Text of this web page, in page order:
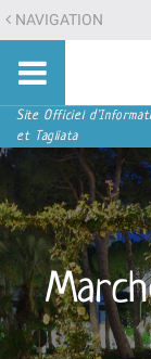
Aller
au
contenu.
Aller
à
la
navigation
NAVIGATION
Navigation
Site Officiel
et Tagliata
menu